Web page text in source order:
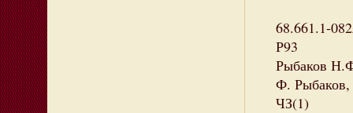
68.661.1-
Р93
Рыбаков
Ф. Рыбаков,
ЧЗ(1)